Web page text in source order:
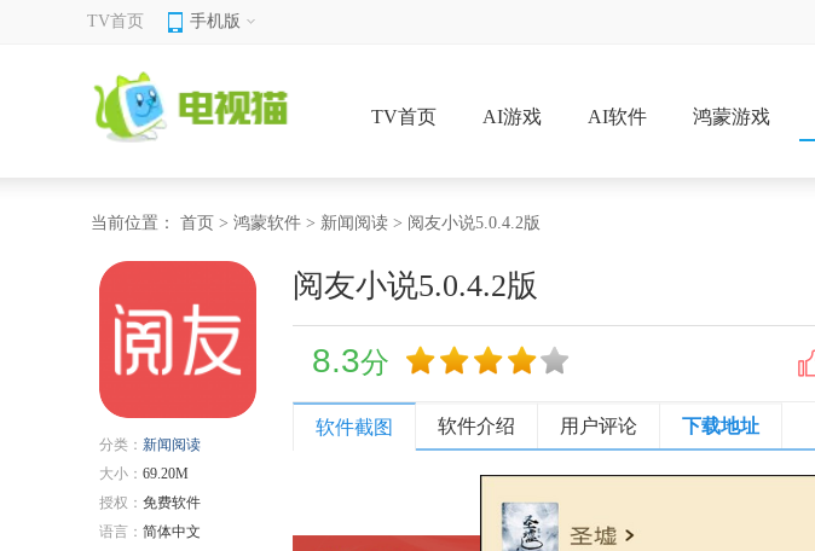
TV首页 手机版
TV首页 AI游戏 AI软件 鸿蒙游戏
当前位置： 首页 > 鸿蒙软件 > 新闻阅读 > 阅友小说5.0.4.2版
分类： 新闻阅读
大小： 69.20M
授权： 免费软件
语言： 简体中文
阅友小说5.0.4.2版
8.3分
软件截图 软件介绍 用户评论 下载地址